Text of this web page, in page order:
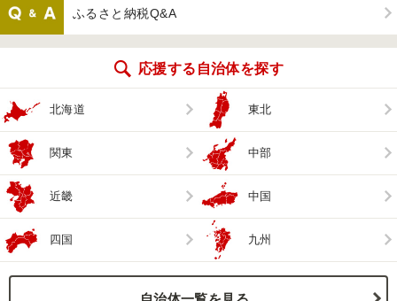
ふるさと納税Q&A
応援する自治体を探す
北海道 東北
関東 中部
近畿 中国
四国 九州